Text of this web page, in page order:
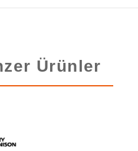
Ürünler